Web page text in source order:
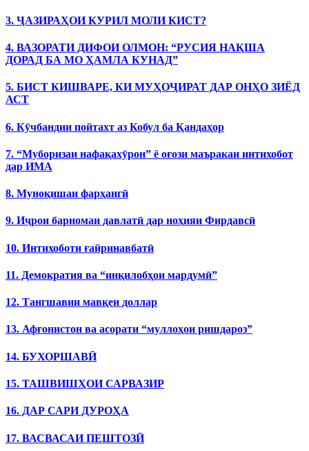
3. ҶАЗИРАҲОИ КУРИЛ МОЛИ КИСТ?
4. ВАЗОРАТИ ДИФОИ ОЛМОН: “РУСИЯ НАҚША
ДОРАД БА МО ҲАМЛА КУНАД”
5. БИСТ КИШВАРЕ, КИ МУҲОҶИРАТ ДАР ОНҲО ЗИЁД
АСТ
6. Кӯчбандии пойтахт аз Кобул ба Қандаҳор
7. “Муборизаи нафақахӯрон” ё оғози маъракаи интихобот
дар ИМА
8. Муноқишаи фарҳангӣ
9. Иҷрои барномаи давлатӣ дар ноҳияи Фирдавсӣ
10. Интихоботи ғайринавбатӣ
11. Демократия ва “инқилобҳои мардумӣ”
12. Тангшавии мавқеи доллар
13. Афғонистон ва асорати “муллоҳои ришдароз”
14. БУХОРШАВӢ
15. ТАШВИШҲОИ САРВАЗИР
16. ДАР САРИ ДУРОҲА
17. ВАСВАСАИ ПЕШТОЗӢ